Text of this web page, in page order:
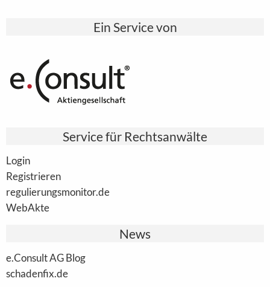
Ein Service von
Service für Rechtsanwälte
Login
Registrieren
regulierungsmonitor.de
WebAkte
News
e.Consult AG Blog
schadenfix.de